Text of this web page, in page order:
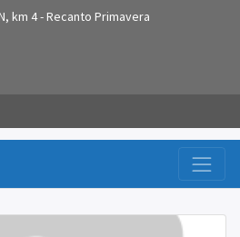
km 4 - Recanto Primavera